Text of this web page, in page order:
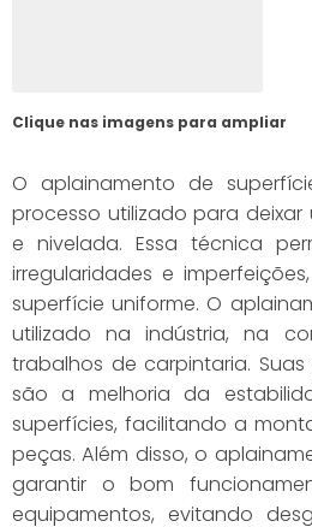
Clique nas imagens para ampliar
O aplainamento de
processo utilizado para
e nivelada. Essa técnica
irregularidades e
superfície uniforme. O
utilizado na indústria, na
trabalhos de carpintaria.
são a melhoria da
superfícies, facilitando a
peças. Além disso, o
garantir o bom
equipamentos, evitando